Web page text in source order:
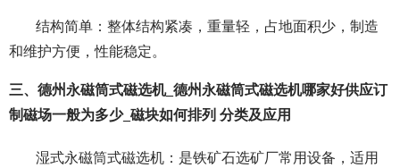
结构简单：整体结构紧凑，重量轻，占地面积少，制造
和维护方便，性能稳定。
三、德州永磁筒式磁选机_德州永磁筒式磁选机哪家好供应订
制磁场一般为多少_磁块如何排列 分类及应用
湿式永磁筒式磁选机：是铁矿石选矿厂常用设备，适用